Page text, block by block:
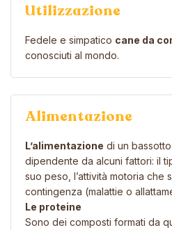
Utilizzazione
Fedele e simpatico cane da
conosciuti al mondo.
Alimentazione
L’alimentazione di un
dipendente da alcuni fattori: il
suo peso, l’attività motoria che
contingenza (malattie o
Le proteine
Sono dei composti formati da